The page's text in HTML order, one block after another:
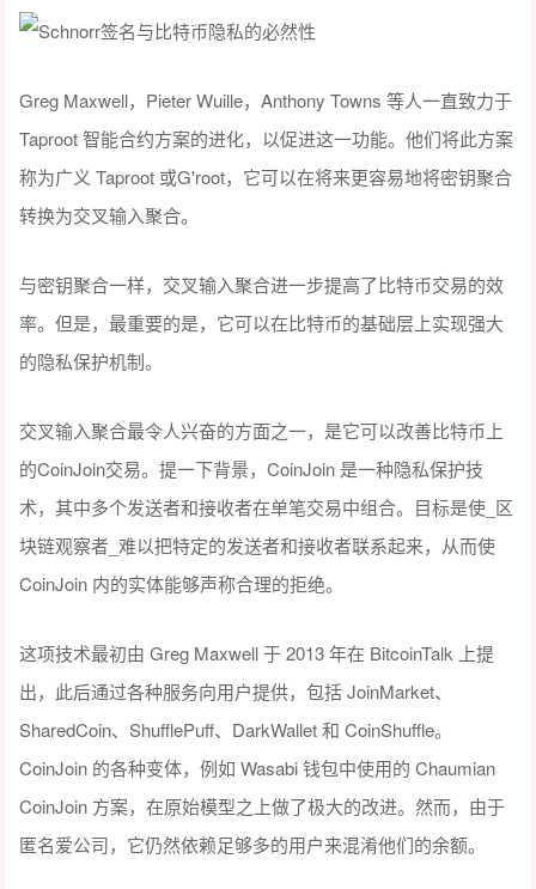
Greg Maxwell，Pieter Wuille，Anthony Towns 等人一直致力于
Taproot 智能合约方案的进化，以促进这一功能。他们将此方案
称为广义 Taproot 或G'root，它可以在将来更容易地将密钥聚合
转换为交叉输入聚合。
与密钥聚合一样，交叉输入聚合进一步提高了比特币交易的效
率。但是，最重要的是，它可以在比特币的基础层上实现强大
的隐私保护机制。
交叉输入聚合最令人兴奋的方面之一，是它可以改善比特币上
的CoinJoin交易。提一下背景，CoinJoin 是一种隐私保护技
术，其中多个发送者和接收者在单笔交易中组合。目标是使_区
块链观察者_难以把特定的发送者和接收者联系起来，从而使
CoinJoin 内的实体能够声称合理的拒绝。
这项技术最初由 Greg Maxwell 于 2013 年在 BitcoinTalk 上提
出，此后通过各种服务向用户提供，包括 JoinMarket、
SharedCoin、ShufflePuff、DarkWallet 和 CoinShuffle。
CoinJoin 的各种变体，例如 Wasabi 钱包中使用的 Chaumian
CoinJoin 方案，在原始模型之上做了极大的改进。然而，由于
匿名爱公司，它仍然依赖足够多的用户来混淆他们的余额。